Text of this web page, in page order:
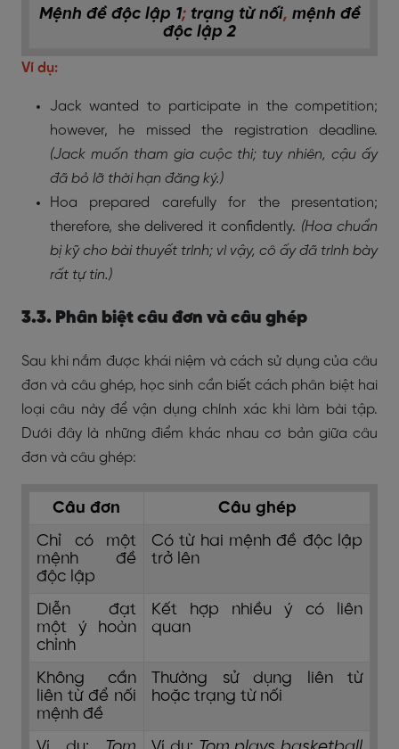
Mệnh đề độc lập 1;trạng từ nối, mệnh đề
độc lập 2
Ví dụ:
Jack wanted to participate in the competition;
however, he missed the registration deadline.
(Jack muốn tham gia cuộc thi; tuy nhiên, cậu ấy
đã bỏ lỡ thời hạn đăng ký.)
Hoa prepared carefully for the presentation;
therefore, she delivered it confidently. (Hoa chuẩn
bị kỹ cho bài thuyết trình; vì vậy, cô ấy đã trình bày
rất tự tin.)
3.3. Phân biệt câu đơn và câu ghép
Sau khi nắm được khái niệm và cách sử dụng của câu
đơn và câu ghép, học sinh cần biết cách phân biệt hai
loại câu này để vận dụng chính xác khi làm bài tập.
Dưới đây là những điểm khác nhau cơ bản giữa câu
đơn và câu ghép:
Câu đơn
Câu ghép
Chỉ có một
mệnh đề
độc lập
Có từ hai mệnh đề độc lập
trở lên
Diễn đạt
một ý hoàn
chỉnh
Kết hợp nhiều ý có liên
quan
Không cần
liên từ để nối
mệnh đề
Thường sử dụng liên từ
hoặc trạng từ nối